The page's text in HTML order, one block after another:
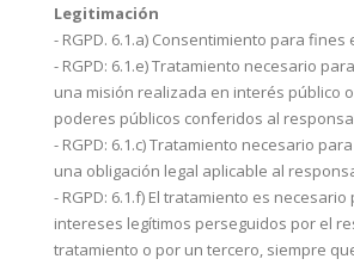
Legitimación
- RGPD. 6.1.a) Consentimiento para fines
- RGPD: 6.1.e) Tratamiento necesario
una misión realizada en interés público
poderes públicos conferidos al
- RGPD: 6.1.c) Tratamiento necesario
una obligación legal aplicable al
- RGPD: 6.1.f) El tratamiento es
intereses legítimos perseguidos por el
tratamiento o por un tercero, siempre